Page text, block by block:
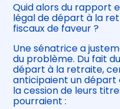
Quid alors du rapport
légal de départ à la
fiscaux de faveur ?
Une sénatrice a
du problème. Du fait
départ à la retraite,
anticipaient un départ
la cession de leurs
pourraient :